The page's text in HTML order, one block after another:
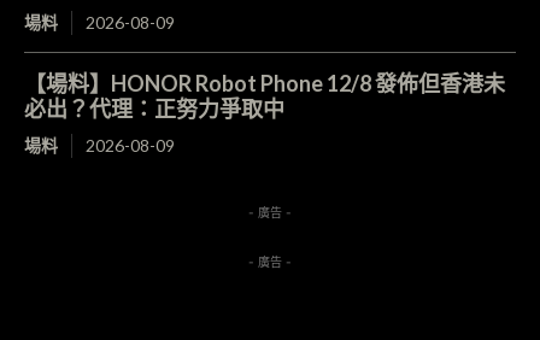
場料 2026-08-09
【場料】HONOR Robot Phone 12/8 發佈但香港未
必出？代理：正努力爭取中
場料 2026-08-09
- 廣告 -
- 廣告 -